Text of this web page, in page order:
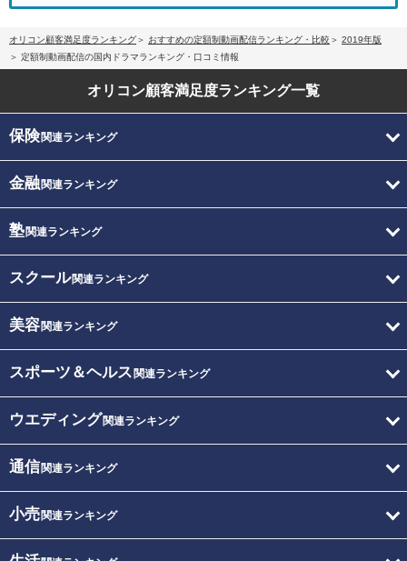
オリコン顧客満足度ランキング おすすめの定額制動画配信ランキング・比較
2019年版
定額制動画配信の国内ドラマランキング・口コミ情報
オリコン顧客満足度ランキング一覧
保険関連ランキング
金融関連ランキング
塾関連ランキング
スクール関連ランキング
美容関連ランキング
スポーツ＆ヘルス 関連ランキング
ウエディング関連ランキング
通信関連ランキング
小売関連ランキング